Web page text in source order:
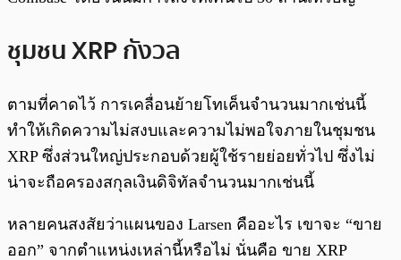
ชุมชน XRP กังวล
ตามที่คาดไว้ การเคลื่อนย้ายโทเค็นจำนวนมากเช่นนี้
ทำให้เกิดความไม่สงบและความไม่พอใจภายในชุมชน
XRP ซึ่งส่วนใหญ่ประกอบด้วยผู้ใช้รายย่อยทั่วไป ซึ่งไม่
น่าจะถือครองสกุลเงินดิจิทัลจำนวนมากเช่นนี้
หลายคนสงสัยว่าแผนของ Larsen คืออะไร เขาจะ “ขาย
ออก” จากตำแหน่งเหล่านี้หรือไม่ นั่นคือ ขาย XRP